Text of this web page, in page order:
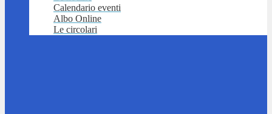
Calendario eventi
Albo Online
Le circolari